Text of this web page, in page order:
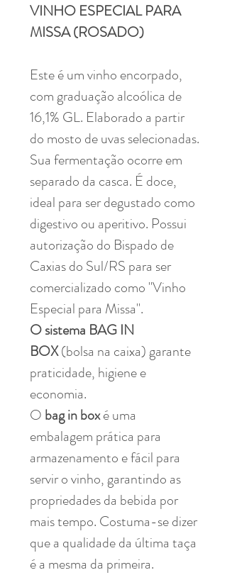
VINHO ESPECIAL PARA
MISSA (ROSADO)
Este é um vinho encorpado,
com graduação alcoólica de
16,1% GL. Elaborado a partir
do mosto de uvas selecionadas.
Sua fermentação ocorre em
separado da casca. É doce,
ideal para ser degustado como
digestivo ou aperitivo. Possui
autorização do Bispado de
Caxias do Sul/RS para ser
comercializado como "Vinho
Especial para Missa".
O sistema BAG IN
BOX(bolsa na caixa) garante
praticidade, higiene e
economia.
O bag in boxé uma
embalagem prática para
armazenamento e fácil para
servir o vinho, garantindo as
propriedades da bebida por
mais tempo. Costuma-se dizer
que a qualidade da última taça
é a mesma da primeira.